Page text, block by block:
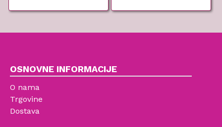
OSNOVNE INFORMACIJE
O nama
Trgovine
Dostava